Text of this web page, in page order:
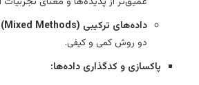
داده‌های ترکیبی (Mixed Methods):
دو روش کمی و کیفی.
پاکسازی و کدگذاری داده‌ها: